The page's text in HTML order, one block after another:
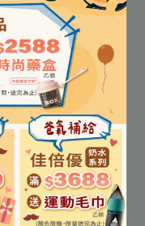
肪 0公克、碳水化合
節或狀況可調整至2